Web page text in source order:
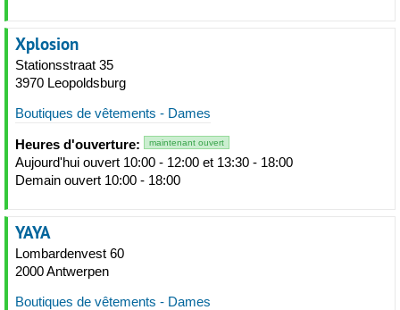
Xplosion
Stationsstraat 35
3970 Leopoldsburg
Boutiques de vêtements - Dames
Heures d'ouverture: maintenant ouvert
Aujourd'hui ouvert 10:00 - 12:00 et 13:30 - 18:00
Demain ouvert 10:00 - 18:00
YAYA
Lombardenvest 60
2000 Antwerpen
Boutiques de vêtements - Dames